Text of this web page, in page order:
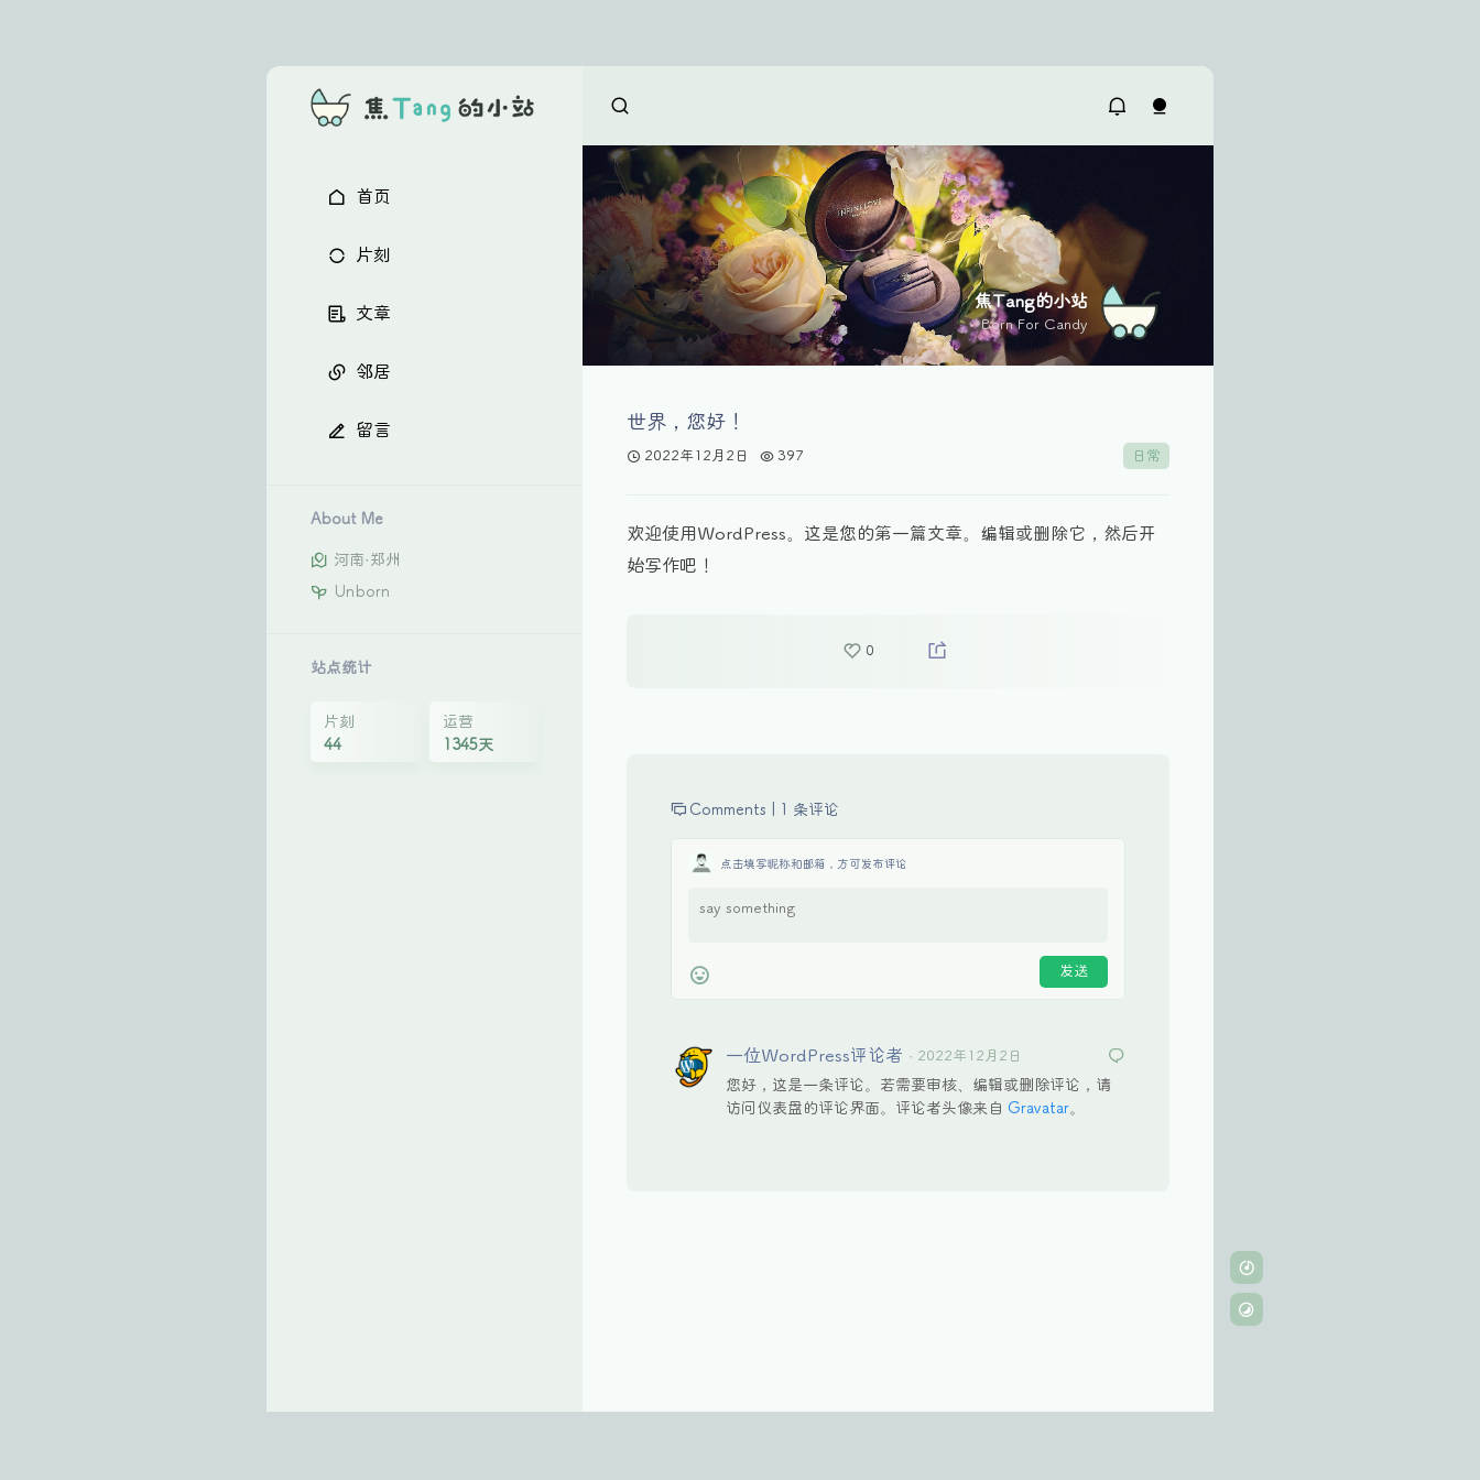
首页
片刻
文章
邻居
留言
About Me
河南·郑州
Unborn
站点统计
片刻
44
运营
1345天
焦Tang的小站
Born For Candy
世界，您好！
2022年12月2日 397 日常
欢迎使用WordPress。这是您的第一篇文章。编辑或删除它，然后开
始写作吧！
0
Comments | 1 条评论
点击填写昵称和邮箱，方可发布评论
一位WordPress评论者 · 2022年12月2日
您好，这是一条评论。若需要审核、编辑或删除评论，请
访问仪表盘的评论界面。评论者头像来自 Gravatar。